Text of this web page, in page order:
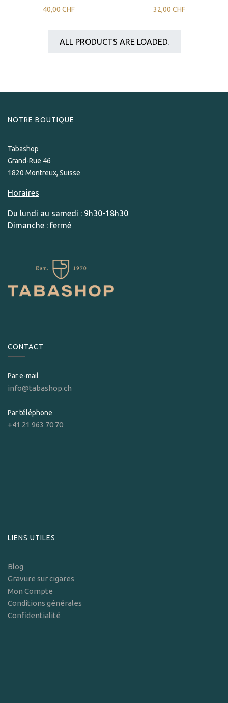
40,00 CHF 32,00 CHF
ALL PRODUCTS ARE LOADED.
NOTRE BOUTIQUE
Tabashop
Grand-Rue 46
1820 Montreux, Suisse
Horaires
Du lundi au samedi : 9h30-18h30
Dimanche : fermé
CONTACT
Par e-mail
info@tabashop.ch
Par téléphone
+41 21 963 70 70
LIENS UTILES
Blog
Gravure sur cigares
Mon Compte
Conditions générales
Confidentialité